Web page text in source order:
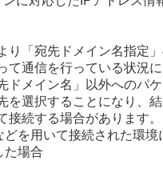
り「宛先ドメイン名指定
て通信を行っている状況
ドメイン名」以外へのパ
を選択することになり、
接続する場合があります。
どを用いて接続された環境
た場合